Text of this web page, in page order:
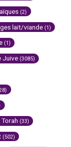
(2)
lait/viande (1)
(1)
Juive (3085)
(33)
(502)